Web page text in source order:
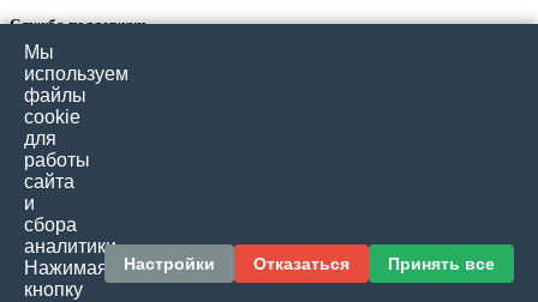
Служба поддержки
Связаться с нами
Отзывы покупателей
Карта сайта
Дополнительно
Подарочные сертификаты
Товары со скидкой
Мы
используем
файлы
cookie
для
работы
сайта
и
сбора
аналитики.
Нажимая
кнопку
Настройки Отказаться Принять все